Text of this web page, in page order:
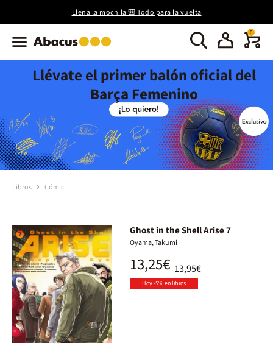
Llena la mochila 🎒 Todo para la vuelta
0
Llévate el primer balón oficial del
Barça Femenino
Libros Cómic
Ghost in the Shell Arise 7
Oyama, Takumi
13,95€
13,25€
Hoy -5% en libros